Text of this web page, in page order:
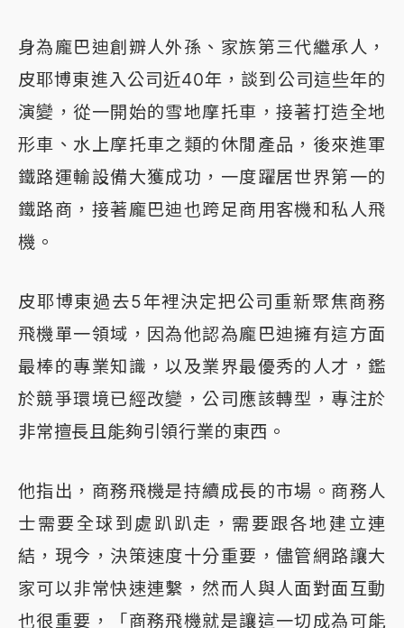
身為龐巴迪創辧人外孫、家族第三代繼承人，
皮耶博東進入公司近40年，談到公司這些年的
演變，從一開始的雪地摩托車，接著打造全地
形車、水上摩托車之類的休閒產品，後來進軍
鐵路運輸設備大獲成功，一度躍居世界第一的
鐵路商，接著龐巴迪也跨足商用客機和私人飛
機。
皮耶博東過去5年裡決定把公司重新聚焦商務
飛機單一領域，因為他認為龐巴迪擁有這方面
最棒的專業知識，以及業界最優秀的人才，鑑
於競爭環境已經改變，公司應該轉型，專注於
非常擅長且能夠引領行業的東西。
他指出，商務飛機是持續成長的市場。商務人
士需要全球到處趴趴走，需要跟各地建立連
結，現今，決策速度十分重要，儘管網路讓大
家可以非常快速連繫，然而人與人面對面互動
也很重要，「商務飛機就是讓這一切成為可能